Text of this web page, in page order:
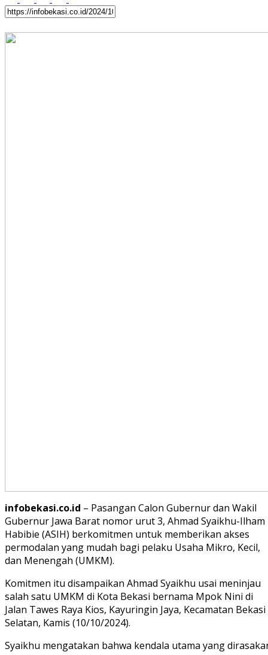
infobekasi.co.id – Pasangan Calon Gubernur dan Wakil
Gubernur Jawa Barat nomor urut 3, Ahmad Syaikhu-Ilham
Habibie (ASIH) berkomitmen untuk memberikan akses
permodalan yang mudah bagi pelaku Usaha Mikro, Kecil,
dan Menengah (UMKM).
Komitmen itu disampaikan Ahmad Syaikhu usai meninjau
salah satu UMKM di Kota Bekasi bernama Mpok Nini di
Jalan Tawes Raya Kios, Kayuringin Jaya, Kecamatan Bekasi
Selatan, Kamis (10/10/2024).
Syaikhu mengatakan bahwa kendala utama yang